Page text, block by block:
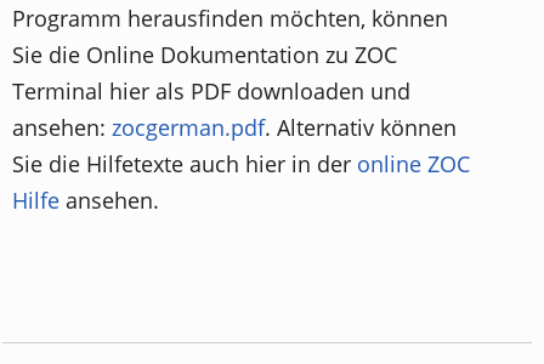
Programm herausfinden möchten, können
Sie die Online Dokumentation zu ZOC
Terminal hier als PDF downloaden und
ansehen: zocgerman.pdf. Alternativ können
Sie die Hilfetexte auch hier in der online ZOC
Hilfe ansehen.